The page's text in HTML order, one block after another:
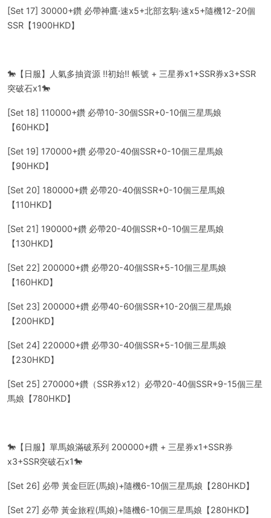
[Set 17] 30000+鑽 必帶神鷹·速x5+北部玄駒·速x5+隨機12-20個
SSR【1900HKD】
🐎【日服】人氣多抽資源 !!初始!! 帳號 + 三星券x1+SSR券x3+SSR
突破石x1🐎
[Set 18] 110000+鑽 必帶10-30個SSR+0-10個三星馬娘
【60HKD】
[Set 19] 170000+鑽 必帶20-40個SSR+0-10個三星馬娘
【90HKD】
[Set 20] 180000+鑽 必帶20-40個SSR+0-10個三星馬娘
【110HKD】
[Set 21] 190000+鑽 必帶20-40個SSR+0-10個三星馬娘
【130HKD】
[Set 22] 200000+鑽 必帶20-40個SSR+5-10個三星馬娘
【160HKD】
[Set 23] 200000+鑽 必帶40-60個SSR+10-20個三星馬娘
【200HKD】
[Set 24] 220000+鑽 必帶30-40個SSR+5-10個三星馬娘
【230HKD】
[Set 25] 270000+鑽（SSR券x12）必帶20-40個SSR+9-15個三星
馬娘【780HKD】
🐎【日服】單馬娘滿破系列 200000+鑽 + 三星券x1+SSR券
x3+SSR突破石x1🐎
[Set 26] 必帶 黃金巨匠(馬娘)+隨機6-10個三星馬娘【280HKD】
[Set 27] 必帶 黃金旅程(馬娘)+隨機6-10個三星馬娘【280HKD】